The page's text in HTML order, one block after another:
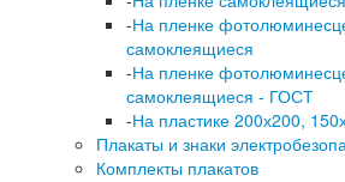
-На пленке
самоклеящиеся
-На пленке
самоклеящиеся - ГОСТ
-На пластике 200х200,
Плакаты и знаки
Комплекты плакатов